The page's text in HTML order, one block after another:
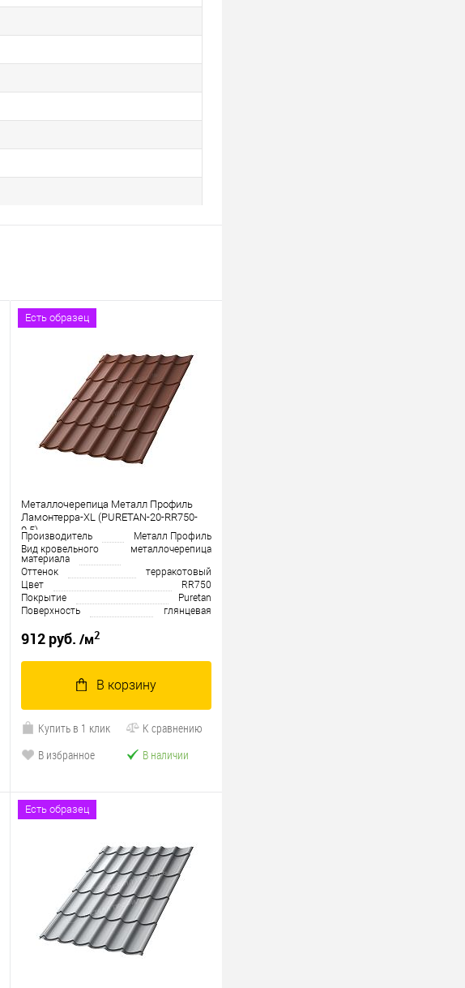
Есть образец
Металлочерепица Металл Профиль
Ламонтерра-XL (PURETAN-20-RR750-
0.5)
Производитель
Металл Профиль
Вид кровельного
материала
металлочерепица
Оттенок
терракотовый
Цвет
RR750
Покрытие
Puretan
Поверхность
глянцевая
912 руб. /м2
В корзину
Купить в 1 клик
К сравнению
В избранное
В наличии
Есть образец